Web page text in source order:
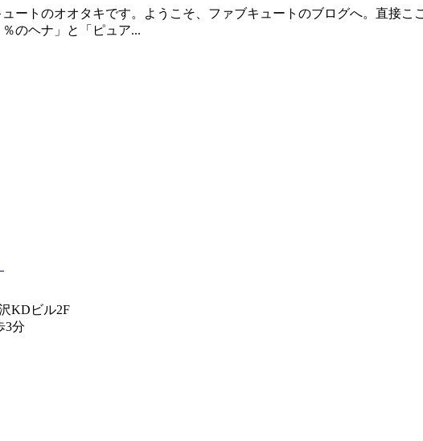
ートのオオタキです。ようこそ、ファブキュートのブログへ。直接
のヘナ」と「ピュア...
KDビル2F
3分